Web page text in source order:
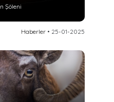
Şöleni
Haberler• 25-01-2025